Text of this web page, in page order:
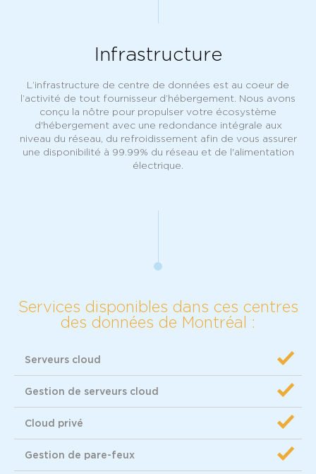
Infrastructure
L’infrastructure de centre de données est au coeur de
l’activité de tout fournisseur d’hébergement. Nous avons
conçu la nôtre pour propulser votre écosystème
d'hébergement avec une redondance intégrale aux
niveau du réseau, du refroidissement afin de vous assurer
une disponibilité à 99.99% du réseau et de l'alimentation
électrique.
Services disponibles dans ces centres
des données de Montréal :
Serveurs cloud
Gestion de serveurs cloud
Cloud privé
Gestion de pare-feux